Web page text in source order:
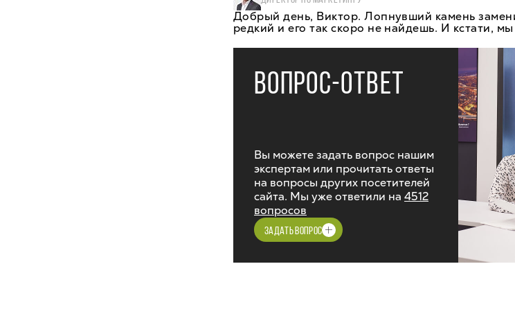
Добрый день, Виктор. Лопнувший камень
редкий и его так скоро не найдешь. И кстати,
ВОПРОС-ОТВЕТ
Вы можете задать вопрос нашим
экспертам или прочитать ответы
на вопросы других посетителей
сайта. Мы уже ответили на 4512
вопросов
ЗАДАТЬ ВОПРОС